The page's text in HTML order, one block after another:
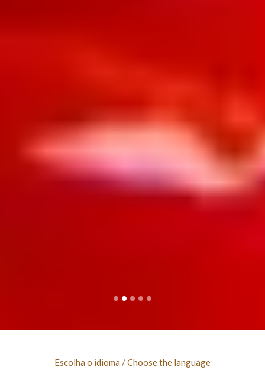
Escolha o idioma / Choose the language